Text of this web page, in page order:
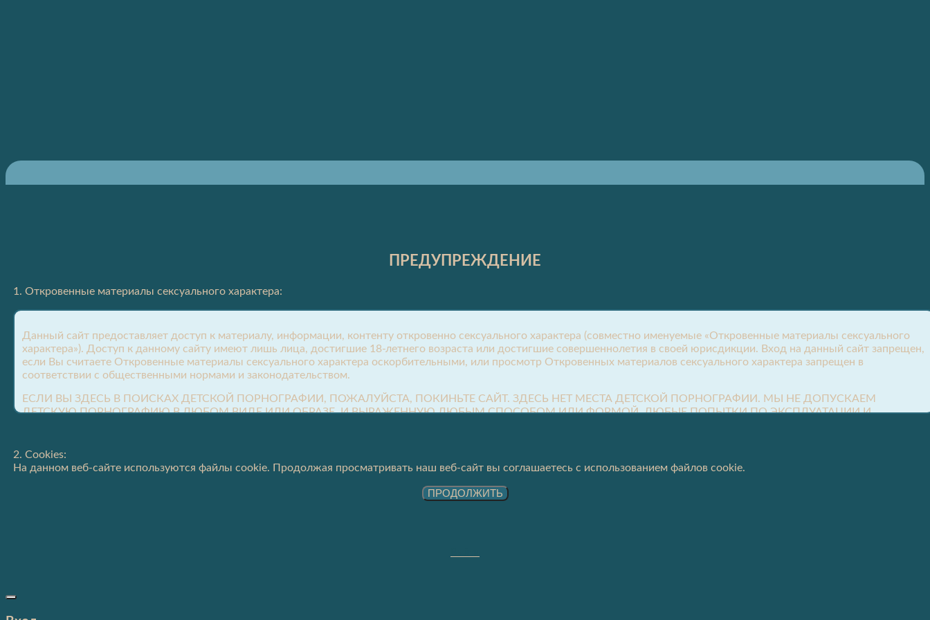
ПРЕДУПРЕЖДЕНИЕ
1. Откровенные материалы сексуального характера:
Данный сайт предоставляет доступ к материалу, информации, контенту откровенно сексуального характера (совместно именуемые «Откровенные материалы сексуального
характера»). Доступ к данному сайту имеют лишь лица, достигшие 18-летнего возраста или достигшие совершеннолетия в своей юрисдикции. Вход на данный сайт запрещен,
если Вы считаете Откровенные материалы сексуального характера оскорбительными, или просмотр Откровенных материалов сексуального характера запрещен в
соответствии с общественными нормами и законодательством.
ЕСЛИ ВЫ ЗДЕСЬ В ПОИСКАХ ДЕТСКОЙ ПОРНОГРАФИИ, ПОЖАЛУЙСТА, ПОКИНЬТЕ САЙТ. ЗДЕСЬ НЕТ МЕСТА ДЕТСКОЙ ПОРНОГРАФИИ. МЫ НЕ ДОПУСКАЕМ
ДЕТСКУЮ ПОРНОГРАФИЮ В ЛЮБОМ ВИДЕ ИЛИ ОБРАЗЕ, И ВЫРАЖЕННУЮ ЛЮБЫМ СПОСОБОМ ИЛИ ФОРМОЙ. ЛЮБЫЕ ПОПЫТКИ ПО ЭКСПЛУАТАЦИИ И
Доступ к данному сайту и разрешение на просмотр его содержания допускается лишь взрослым лицам, которые заявляют под страхом наказания за лжесвидетельство по
применимым законам, что следующие утверждения являются правдивыми:
– Я ВЗРОСЛЫЙ, достигший совершеннолетнего возраста в своей юрисдикции и в которой я нахожусь в момент просмотра откровенных материалов сексуального характера
– Я согласен, что ни этот сайт, ни его партнёрские сайты, не будут нести ответственность за любые правовые последствия, вытекающие в результате мошеннического доступа
2. Cookies:
На данном веб-сайте используются файлы cookie. Продолжая просматривать наш веб-сайт вы соглашаетесь с использованием файлов cookie.
ПРОДОЛЖИТЬ